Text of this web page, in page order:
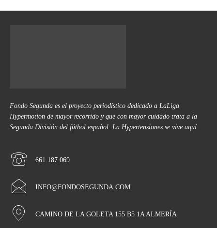
Fondo Segunda es el proyecto periodístico dedicado a LaLiga
Hypermotion de mayor recorrido y que con mayor cuidado trata a la
Segunda División del fútbol español. La Hypertensiones se vive aquí.
661 187 069
INFO@FONDOSEGUNDA.COM
CAMINO DE LA GOLETA 155 B5 1A ALMERÍA